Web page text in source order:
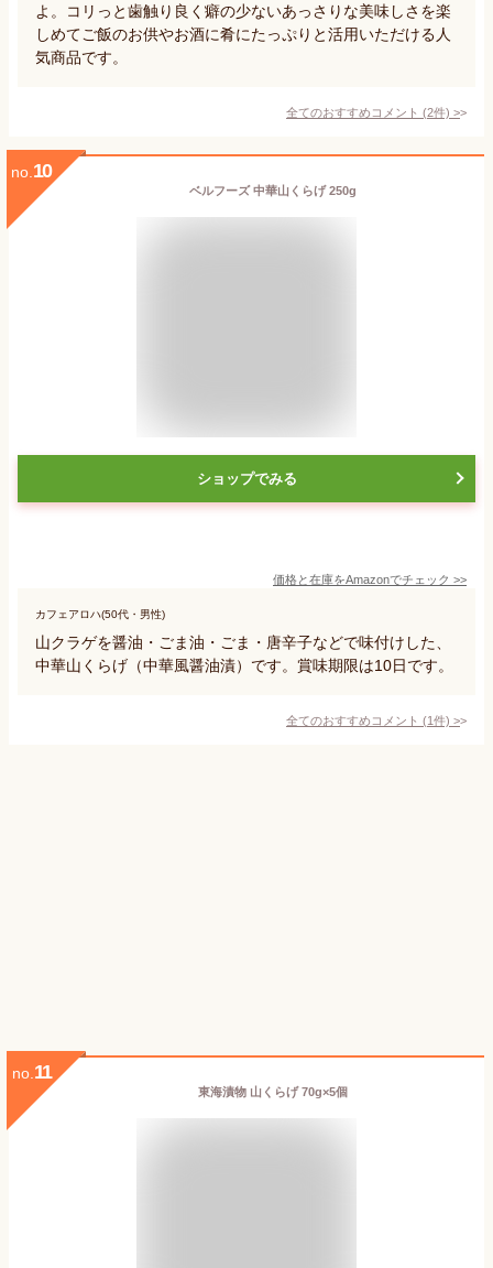
よ。コリっと歯触り良く癖の少ないあっさりな美味しさを楽
しめてご飯のお供やお酒に肴にたっぷりと活用いただける人
気商品です。
全てのおすすめコメント (2件) >
no. 10
ベルフーズ 中華山くらげ 250g
ショップでみる
価格と在庫をAmazonでチェック >>
カフェアロハ(50代・男性)
山クラゲを醤油・ごま油・ごま・唐辛子などで味付けした、
中華山くらげ（中華風醤油漬）です。賞味期限は10日です。
全てのおすすめコメント (1件) >
no. 11
東海漬物 山くらげ 70g×5個